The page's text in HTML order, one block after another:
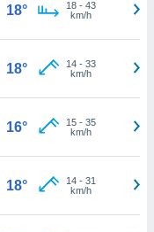
18° 18- 43
km/h
18° 14- 33
km/h
16° 15- 35
km/h
18° 14- 31
km/h